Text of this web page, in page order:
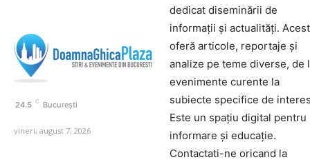
24.5 C București
vineri, august 7, 2026
dedicat diseminării de
informații și actualități.
oferă articole, reportaje și
analize pe teme diverse, de
evenimente curente la
subiecte specifice de
Este un spațiu digital pentru
informare și educație.
Contactati-ne oricand la